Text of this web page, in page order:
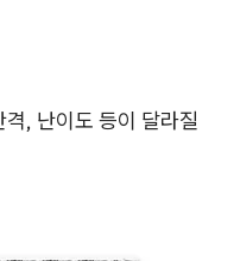
, 난이도 등이 달라질